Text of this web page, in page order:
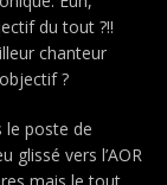
du tout ?!!
chanteur
?
le poste de
glissé vers l’AOR